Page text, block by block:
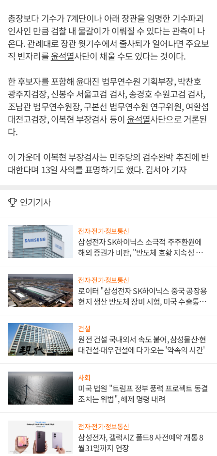
총장보다 기수가 7계단이나 아래 장관을 임명한 기수파괴
인사인 만큼 검찰 내 물갈이가 이뤄질 수 있다는 관측이 나
온다. 관례대로 장관 윗기수에서 줄사퇴가 일어나면 주요보
직 빈자리를윤석열사단이 채울 수도 있다는 것이다.
한 후보자를 포함해 윤대진 법무연수원 기획부장, 박찬호
광주지검장, 신봉수 서울고검 검사, 송경호 수원고검 검사,
조남관 법무연수원장, 구본선 법무연수원 연구위원, 여환섭
대전고검장, 이복현 부장검사 등이 윤석열사단으로 거론된
다.
이 가운데 이복현 부장검사는 민주당의 검수완박 추진에 반
대한다며 13일 사의를 표명하기도 했다. 김서아 기자
인기기사
전자·전기·정보통신
삼성전자 SK하이닉스 소극적 주주환원에
해외 증권가 비판, "반도체 호황 지속성 의
전자·전기·정보통신
로이터 "삼성전자 SK하이닉스 중국 공장용
현지 생산 반도체 장비 시험, 미국 수출통제
건설
원전 건설 국내외서 속도 붙어, 삼성물산·현
대건설·대우건설에 다가오는 '약속의 시간'
사회
미국 법원 "트럼프 정부 풍력 프로젝트 동결
조치는 위법", 해제 명령 내려
전자·전기·정보통신
삼성전자, 갤럭시Z 폴드8 사전예약 개통 8
월31일까지 연장